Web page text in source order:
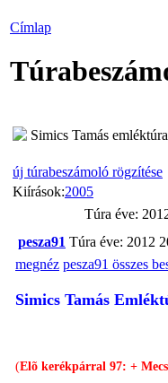
Címlap
Simics Tamás emléktúra
új túrabeszámoló rögzítése
Kiírások:2005
Túra éve:
pesza91 Túra éve: 2012
megnéz pesza91 összes
Simics Tamás
(Elõ kerékpárral 97: +